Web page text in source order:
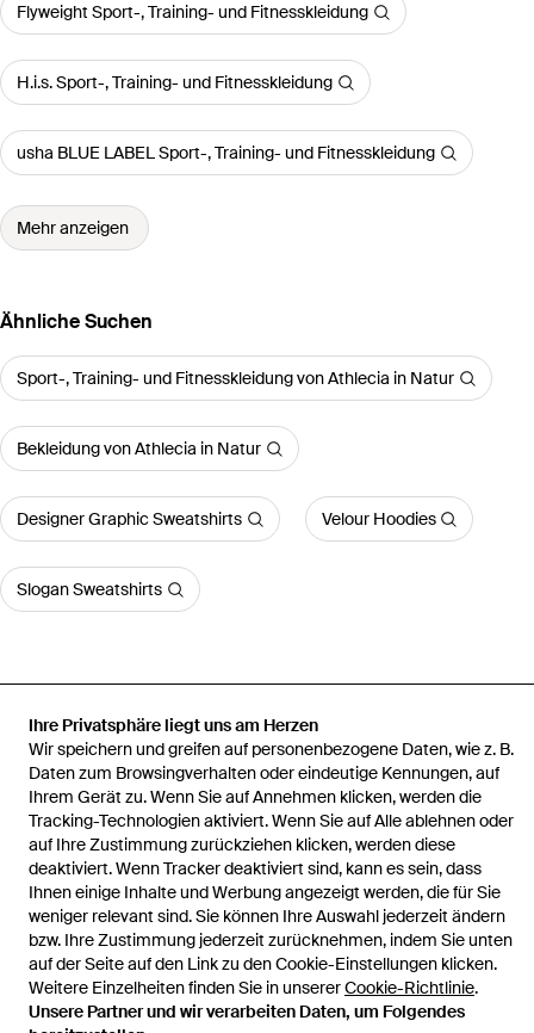
Ihre Privatsphäre liegt uns am Herzen
Wir speichern und greifen auf personenbezogene Daten, wie z. B.
Daten zum Browsingverhalten oder eindeutige Kennungen, auf
Ihrem Gerät zu. Wenn Sie auf Annehmen klicken, werden die
Tracking-Technologien aktiviert. Wenn Sie auf Alle ablehnen oder
auf Ihre Zustimmung zurückziehen klicken, werden diese
deaktiviert. Wenn Tracker deaktiviert sind, kann es sein, dass
Ihnen einige Inhalte und Werbung angezeigt werden, die für Sie
weniger relevant sind. Sie können Ihre Auswahl jederzeit ändern
bzw. Ihre Zustimmung jederzeit zurücknehmen, indem Sie unten
auf der Seite auf den Link zu den Cookie-Einstellungen klicken.
Weitere Einzelheiten finden Sie in unsererCookie-Richtlinie.
Unsere Partner und wir verarbeiten Daten, um Folgendes
Flyweight Sport-, Training- und Fitnesskleidung
H.i.s. Sport-, Training- und Fitnesskleidung
usha BLUE LABEL Sport-, Training- und Fitnesskleidung
Mehr anzeigen
Ähnliche Suchen
Sport-, Training- und Fitnesskleidung von Athlecia in Natur
Bekleidung von Athlecia in Natur
Designer Graphic Sweatshirts Velour Hoodies
Slogan Sweatshirts
Startseite Damen Sport-, Training- und Fitnesskleidung
Larisa
Hilfe und Informationen